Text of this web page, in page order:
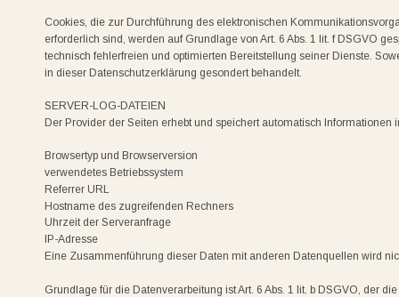
Cookies, die zur Durchführung des elektronischen
erforderlich sind, werden auf Grundlage von Art. 6 Abs. 1 lit. f DSGVO
technisch fehlerfreien und optimierten Bereitstellung seiner Dienste.
in dieser Datenschutzerklärung gesondert behandelt.
SERVER-LOG-DATEIEN
Der Provider der Seiten erhebt und speichert automatisch
Browsertyp und Browserversion
verwendetes Betriebssystem
Referrer URL
Hostname des zugreifenden Rechners
Uhrzeit der Serveranfrage
IP-Adresse
Eine Zusammenführung dieser Daten mit anderen Datenquellen wird
Grundlage für die Datenverarbeitung ist Art. 6 Abs. 1 lit. b DSGVO, der